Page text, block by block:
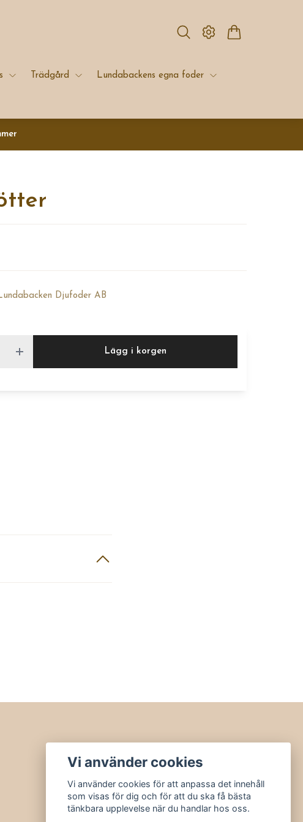
Trädgård Lundabackens egna foder
Djufoder AB
Lägg i korgen
Vi använder cookies
Vi använder cookies för att anpassa det innehåll
som visas för dig och för att du ska få bästa
tänkbara upplevelse när du handlar hos oss.